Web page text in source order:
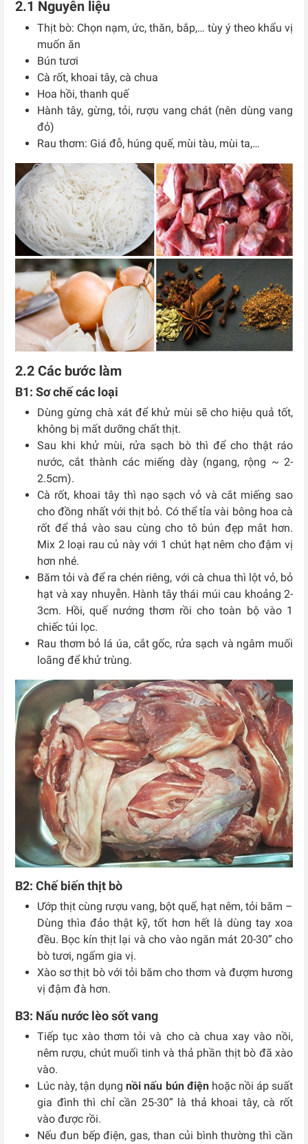
2.1 Nguyên liệu
Thịt bò: Chọn nạm, ức, thăn, bắp,… tùy ý theo khẩu vị
muốn ăn
Bún tươi
Cà rốt, khoai tây, cà chua
Hoa hồi, thanh quế
Hành tây, gừng, tỏi, rượu vang chát (nên dùng vang
đỏ)
Rau thơm: Giá đỗ, húng quế, mùi tàu, mùi ta,…
2.2 Các bước làm
B1: Sơ chế các loại
Dùng gừng chà xát để khử mùi sẽ cho hiệu quả tốt,
không bị mất dưỡng chất thịt.
Sau khi khử mùi, rửa sạch bò thì để cho thật ráo
nước, cắt thành các miếng dày (ngang, rộng ~ 2-
2.5cm).
Cà rốt, khoai tây thì nạo sạch vỏ và cắt miếng sao
cho đồng nhất với thịt bỏ. Có thể tỉa vài bông hoa cà
rốt để thả vào sau cùng cho tô bún đẹp mắt hơn.
Mix 2 loại rau củ này với 1 chút hạt nêm cho đậm vị
hơn nhé.
Băm tỏi và để ra chén riêng, với cà chua thì lột vỏ, bỏ
hạt và xay nhuyễn. Hành tây thái múi cau khoảng 2-
3cm. Hồi, quế nướng thơm rồi cho toàn bộ vào 1
chiếc túi lọc.
Rau thơm bỏ lá úa, cắt gốc, rửa sạch và ngâm muối
loãng để khử trùng.
B2: Chế biến thịt bò
Ướp thịt cùng rượu vang, bột quế, hạt nêm, tỏi băm –
Dùng thìa đảo thật kỹ, tốt hơn hết là dùng tay xoa
đều. Bọc kín thịt lại và cho vào ngăn mát 20-30” cho
bò tươi, ngấm gia vị.
Xào sơ thịt bò với tỏi băm cho thơm và đượm hương
vị đậm đà hơn.
B3: Nấu nước lèo sốt vang
Tiếp tục xào thơm tỏi và cho cà chua xay vào nồi,
nêm rượu, chút muối tinh và thả phần thịt bò đã xào
vào.
Lúc này, tận dụngnồi nấu bún điệnhoặc nồi áp suất
gia đình thì chỉ cần 25-30” là thả khoai tây, cà rốt
vào được rồi.
Nếu đun bếp điện, gas, than củi bình thường thì cần